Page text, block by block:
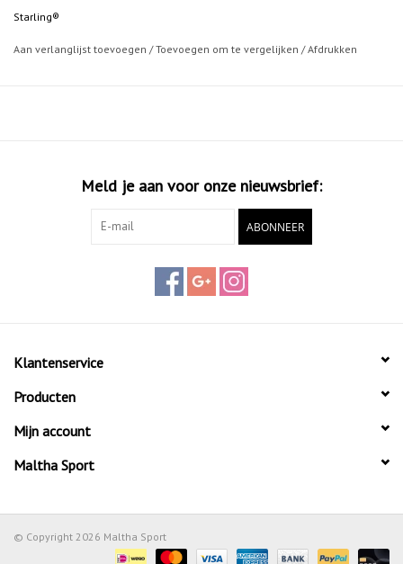
Starling®
Aan verlanglijst toevoegen /Toevoegen om te vergelijken /Afdrukken
Meld je aan voor onze nieuwsbrief:
ABONNEER
Klantenservice
Producten
Mijn account
Maltha Sport
© Copyright 2026 Maltha Sport